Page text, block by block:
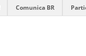
Comunica BR